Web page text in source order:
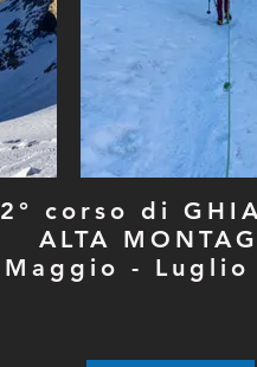
2° corso di
ALTA
Maggio - Luglio